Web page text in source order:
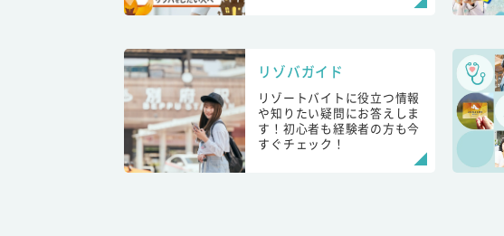
リゾバガイド
リゾートバイトに役立つ情報
や知りたい疑問にお答えしま
す！初心者も経験者の方も今
すぐチェック！